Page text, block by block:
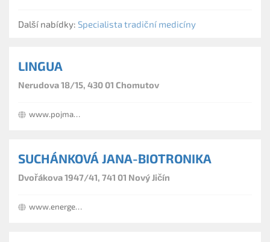
Další nabídky: Specialista tradiční medicíny
LINGUA
Nerudova 18/15, 430 01 Chomutov
www.pojmanova.cz
SUCHÁNKOVÁ JANA-BIOTRONIKA
Dvořákova 1947/41, 741 01 Nový Jičín
www.energeticke-obrazky.cz